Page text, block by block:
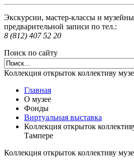
Экскурсии, мастер-классы и
предварительной записи по тел.:
8 (812) 407 52 20
Поиск по сайту
Коллекция открыток коллективу
Главная
О музее
Фонды
Виртуальная выставка
Коллекция открыток
Тампере
Коллекция открыток коллективу